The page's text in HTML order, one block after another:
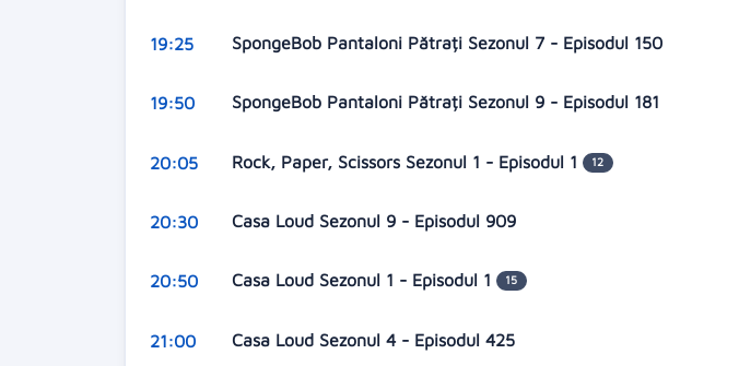
19:25 SpongeBob Pantaloni Pătrați Sezonul 7 - Episodul 150
19:50 SpongeBob Pantaloni Pătrați Sezonul 9 - Episodul 181
20:05 Rock, Paper, Scissors Sezonul 1 - Episodul 1 12
20:30 Casa Loud Sezonul 9 - Episodul 909
20:50 Casa Loud Sezonul 1 - Episodul 1 15
21:00 Casa Loud Sezonul 4 - Episodul 425